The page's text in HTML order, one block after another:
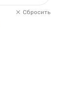
Сбросить